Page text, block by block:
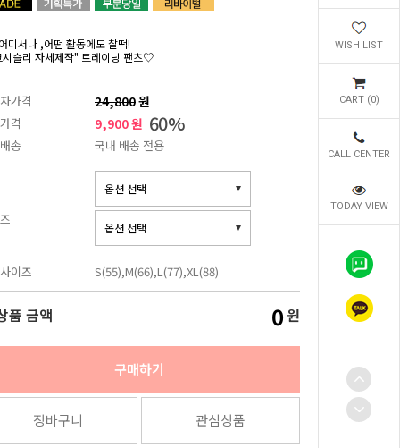
WISH LIST
CART (0)
CALL CENTER
TODAY VIEW
디서나 ,어떤 활동에도 찰떡!
슬리 자체제작" 트레이닝 팬츠♡
가격 24,800원
격 9,900 원 60%
송 국내 배송 전용
이즈 S(55),M(66),L(77),XL(88)
품 금액 0 원
구매하기
장바구니 관심상품